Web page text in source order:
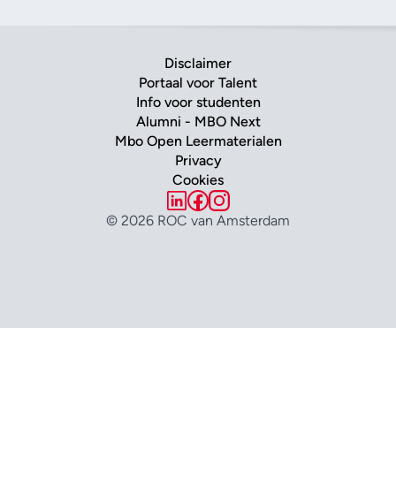
Disclaimer
Portaal voor Talent
Info voor studenten
Alumni - MBO Next
Mbo Open Leermaterialen
Privacy
Cookies
© 2026 ROC van Amsterdam